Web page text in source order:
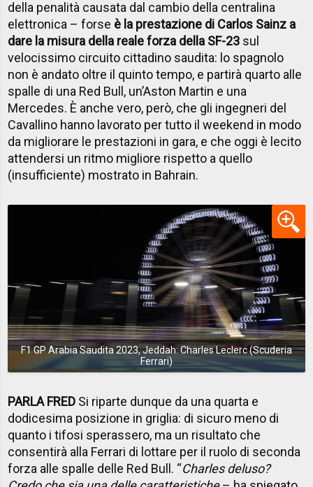
della penalità causata dal cambio della centralina
elettronica – forse è la prestazione di Carlos Sainz a
dare la misura della reale forza della SF-23 sul
velocissimo circuito cittadino saudita: lo spagnolo
non è andato oltre il quinto tempo, e partirà quarto alle
spalle di una Red Bull, un’Aston Martin e una
Mercedes. È anche vero, però, che gli ingegneri del
Cavallino hanno lavorato per tutto il weekend in modo
da migliorare le prestazioni in gara, e che oggi è lecito
attendersi un ritmo migliore rispetto a quello
(insufficiente) mostrato in Bahrain.
F1 GP Arabia Saudita 2023, Jeddah: Charles Leclerc (Scuderia
Ferrari)
PARLA FRED Si riparte dunque da una quarta e
dodicesima posizione in griglia: di sicuro meno di
quanto i tifosi sperassero, ma un risultato che
consentirà alla Ferrari di lottare per il ruolo di seconda
forza alle spalle delle Red Bull. “Charles deluso?